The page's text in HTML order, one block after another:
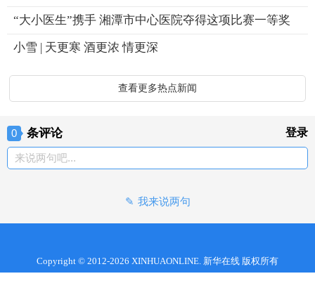
“大小医生”携手 湘潭市中心医院夺得这项比赛一等奖
小雪 | 天更寒 酒更浓 情更深
查看更多热点新闻
0 条评论 登录
来说两句吧...
我来说两句
Copyright © 2012-2026 XINHUAONLINE. 新华在线 版权所有